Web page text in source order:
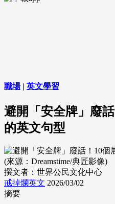
職場| 英文學習
避開「安全牌」廢
的英文句型
(來源：Dreamstime/典匠影像)
撰文者：世界公民文化中心
戒掉爛英文 2026/03/02
摘要